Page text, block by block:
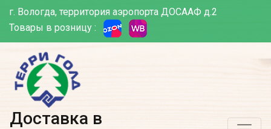
г. Вологда, территория аэропорта ДОСААФ д.2
Товары в розницу :
Доставка в